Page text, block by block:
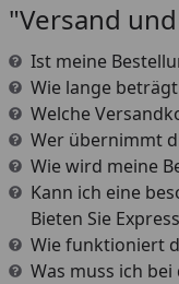
"Versand
Ist meine
Wie lange
Welche
Wer übernimmt
Wie wird meine
Kann ich eine
Bieten Sie
Wie funktioniert
Was muss ich